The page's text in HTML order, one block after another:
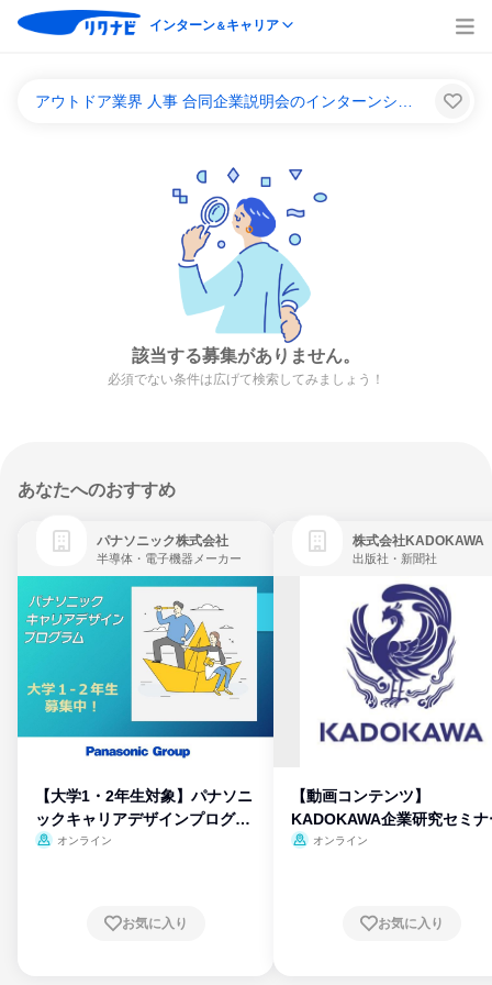
インターン＆キャリア
該当する募集がありません。
必須でない条件は広げて検索してみましょう！
あなたへのおすすめ
パナソニック株式会社
半導体・電子機器メーカー
【大学1・2年生対象】パナソニ
ックキャリアデザインプログラ
ム
オンライン
お気に入り
株式会社KADOKAWA
出版社・新聞社
【動画コンテンツ】
KADOKAWA企業研究セミナ
オンライン
お気に入り